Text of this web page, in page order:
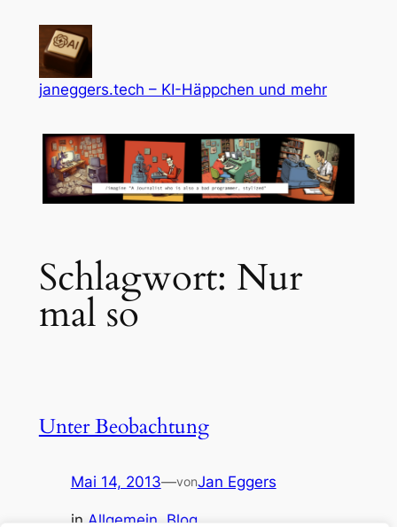
springen
janeggers.tech – KI-Häppchen und mehr
Schlagwort: Nur
mal so
Unter Beobachtung
Mai 14, 2013—vonJan Eggers
in Allgemein Blog